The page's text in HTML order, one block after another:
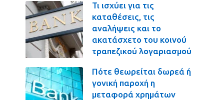
Τι ισχύει για τις
καταθέσεις, τις
αναλήψεις και το
ακατάσχετο του κοινού
τραπεζικού λογαριασμού
Πότε θεωρείται δωρεά ή
γονική παροχή η
μεταφορά χρημάτων